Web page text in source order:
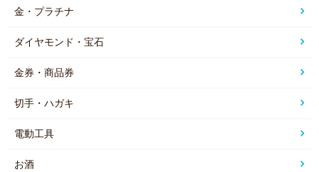
金・プラチナ
ダイヤモンド・宝石
金券・商品券
切手・ハガキ
電動工具
お酒